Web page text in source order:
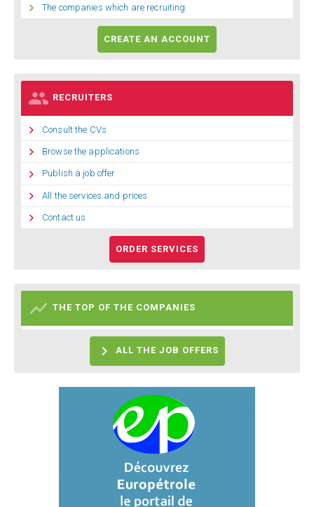
 The companies which are recruiting
CREATE AN ACCOUNT
 RECRUITERS
 Consult the CVs
 Browse the applications
 Publish a job offer
 All the services and prices
 Contact us
ORDER SERVICES
 THE TOP OF THE COMPANIES
 ALL THE JOB OFFERS